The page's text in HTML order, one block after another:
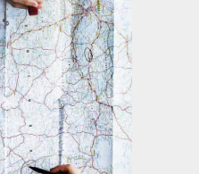
1311
02-07
웹사이팅